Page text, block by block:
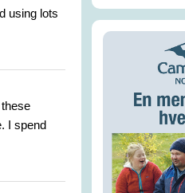
using lots
I spend